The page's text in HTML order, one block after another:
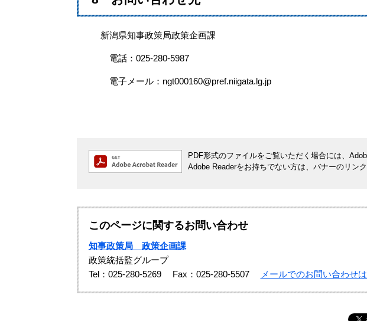
新潟県知事政策局政策企画課
電話：025-280-5987
電子メール：ngt000160@pref.niigata.lg.jp
PDF形式のファイルをご覧いただく場合には、
Adobe Readerをお持ちでない方は、バナーのリン
このページに関するお問い合わせ
知事政策局 政策企画課
政策統括監グループ
Tel：025-280-5269
Fax：025-280-5507 メールでのお問い合わせ